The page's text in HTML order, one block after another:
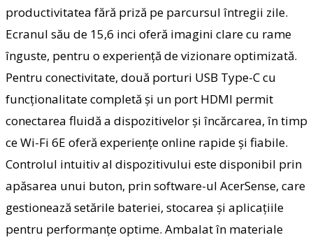
productivitatea fără priză pe parcursul întregii zile.
Ecranul său de 15,6 inci oferă imagini clare cu rame
înguste, pentru o experiență de vizionare optimizată.
Pentru conectivitate, două porturi USB Type-C cu
funcționalitate completă și un port HDMI permit
conectarea fluidă a dispozitivelor și încărcarea, în timp
ce Wi-Fi 6E oferă experiențe online rapide și fiabile.
Controlul intuitiv al dispozitivului este disponibil prin
apăsarea unui buton, prin software-ul AcerSense, care
gestionează setările bateriei, stocarea și aplicațiile
pentru performanțe optime. Ambalat în materiale